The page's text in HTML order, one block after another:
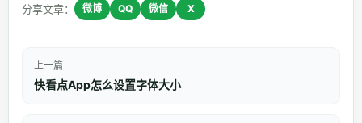
分享文章： 微博 QQ 微信 X
上一篇
快看点App怎么设置字体大小